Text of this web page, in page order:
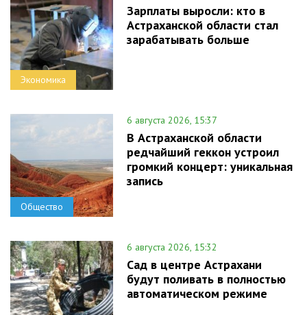
Экономика
Зарплаты выросли: кто в
Астраханской области стал
зарабатывать больше
Общество
6 августа 2026, 15:37
В Астраханской области
редчайший геккон устроил
громкий концерт: уникальная
запись
6 августа 2026, 15:32
Сад в центре Астрахани
будут поливать в полностью
автоматическом режиме